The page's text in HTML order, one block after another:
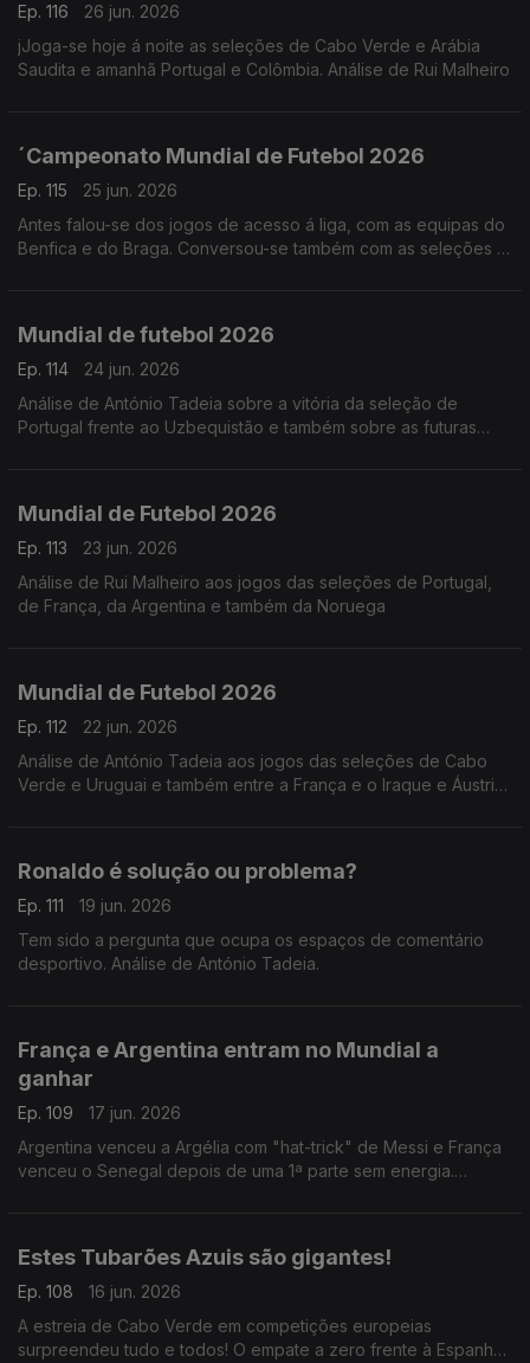
Ep. 116
26 jun. 2026
jJoga-se hoje á noite as seleções de Cabo Verde e Arábia
Saudita e amanhã Portugal e Colômbia. Análise de Rui Malheiro
´Campeonato Mundial de Futebol 2026
Ep. 115
25 jun. 2026
Antes falou-se dos jogos de acesso á liga, com as equipas do
Benfica e do Braga. Conversou-se também com as seleções já
Mundial de futebol 2026
Ep. 114
24 jun. 2026
Análise de António Tadeia sobre a vitória da seleção de
Portugal frente ao Uzbequistão e também sobre as futuras
Mundial de Futebol 2026
Ep. 113
23 jun. 2026
Análise de Rui Malheiro aos jogos das seleções de Portugal,
de França, da Argentina e também da Noruega
Mundial de Futebol 2026
Ep. 112
22 jun. 2026
Análise de António Tadeia aos jogos das seleções de Cabo
Verde e Uruguai e também entre a França e o Iraque e Áustria
Ronaldo é solução ou problema?
Ep. 111
19 jun. 2026
Tem sido a pergunta que ocupa os espaços de comentário
desportivo. Análise de António Tadeia.
França e Argentina entram no Mundial a
ganhar
Ep. 109
17 jun. 2026
Argentina venceu a Argélia com "hat-trick" de Messi e França
venceu o Senegal depois de uma 1ª parte sem energia.
Estes Tubarões Azuis são gigantes!
Ep. 108
16 jun. 2026
A estreia de Cabo Verde em competições europeias
surpreendeu tudo e todos! O empate a zero frente à Espanha,